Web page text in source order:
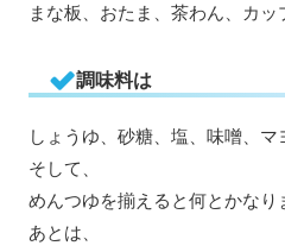
まな板、おたま、茶わん、カッ
調味料は
しょうゆ、砂糖、塩、味噌、マ
そして、
めんつゆを揃えると何とかなり
あとは、